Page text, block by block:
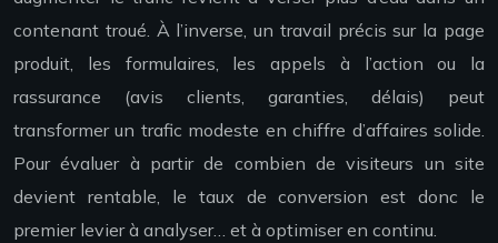
contenant troué. À l’inverse, un travail précis sur la page
produit, les formulaires, les appels à l’action ou la
rassurance (avis clients, garanties, délais) peut
transformer un trafic modeste en chiffre d’affaires solide.
Pour évaluer à partir de combien de visiteurs un site
devient rentable, le taux de conversion est donc le
premier levier à analyser… et à optimiser en continu.